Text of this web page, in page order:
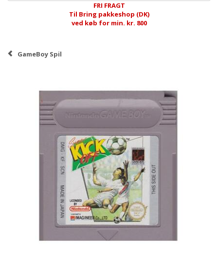
FRI FRAGT
Til Bring pakkeshop (DK)
ved køb for min. kr. 800
GameBoy Spil